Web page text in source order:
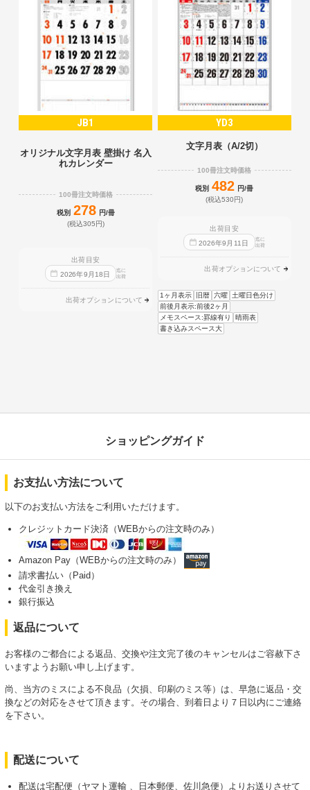
JB1
オリジナル文字月表 壁掛け 名入
れカレンダー
100冊注文時価格
税別 278 円/冊
(税込305円)
出荷目安
2026年9 月 18 日
迄に
出荷
出荷オプションについて
YD3
文字月表（A/2切）
100冊注文時価格
税別 482 円/冊
(税込530円)
出荷目安
2026年9 月 11 日
迄に
出荷
出荷オプションについて
1ヶ月表示 旧暦 六曜 土曜日色分け
前後月表示:前後2ヶ月
メモスペース:罫線有り
晴雨表
書き込みスペース大
ショッピングガイド
お支払い方法について
以下のお支払い方法をご利用いただけます。
クレジットカード決済（WEBからの注文時のみ）
Amazon Pay（WEBからの注文時のみ）
請求書払い（Paid）
代金引き換え
銀行振込
返品について
お客様のご都合による返品、交換や注文完了後のキャンセルはご容赦下さ
いますようお願い申し上げます。
尚、当方のミスによる不良品（欠損、印刷のミス等）は、早急に返品・交
換などの対応をさせて頂きます。その場合、到着日より７日以内にご連絡
を下さい。
配送について
配送は宅配便（ヤマト運輸 、日本郵便、佐川急便）よりお送りさせて